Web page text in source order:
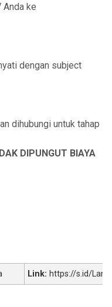
Anda ke
dengan subject
dihubungi untuk tahap
DIPUNGUT BIAYA
Link: https://s.id/